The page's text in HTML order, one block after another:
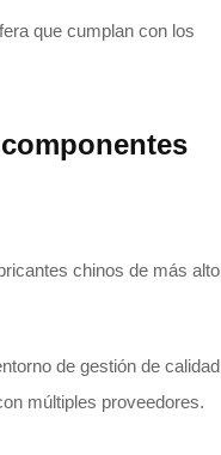
que cumplan con los
chinos de más alto
de gestión de calidad
múltiples proveedores.